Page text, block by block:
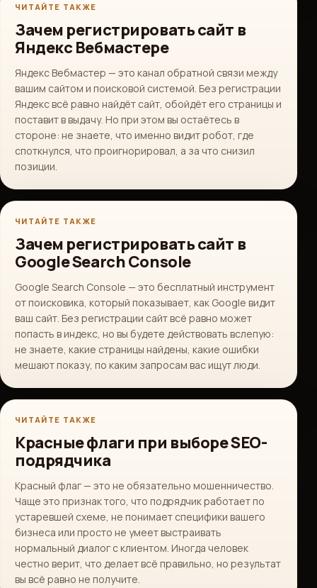
ЧИТАЙТЕ ТАКЖЕ
Зачем регистрировать сайт в
Яндекс Вебмастере
Яндекс Вебмастер — это канал обратной связи между
вашим сайтом и поисковой системой. Без регистрации
Яндекс всё равно найдёт сайт, обойдёт его страницы и
поставит в выдачу. Но при этом вы остаётесь в
стороне: не знаете, что именно видит робот, где
споткнулся, что проигнорировал, а за что снизил
позиции.
ЧИТАЙТЕ ТАКЖЕ
Зачем регистрировать сайт в
Google Search Console
Google Search Console — это бесплатный инструмент
от поисковика, который показывает, как Google видит
ваш сайт. Без регистрации сайт всё равно может
попасть в индекс, но вы будете действовать вслепую:
не знаете, какие страницы найдены, какие ошибки
мешают показу, по каким запросам вас ищут люди.
ЧИТАЙТЕ ТАКЖЕ
Красные флаги при выборе SEO-
подрядчика
Красный флаг — это не обязательно мошенничество.
Чаще это признак того, что подрядчик работает по
устаревшей схеме, не понимает специфики вашего
бизнеса или просто не умеет выстраивать
нормальный диалог с клиентом. Иногда человек
честно верит, что делает всё правильно, но результат
вы всё равно не получите.